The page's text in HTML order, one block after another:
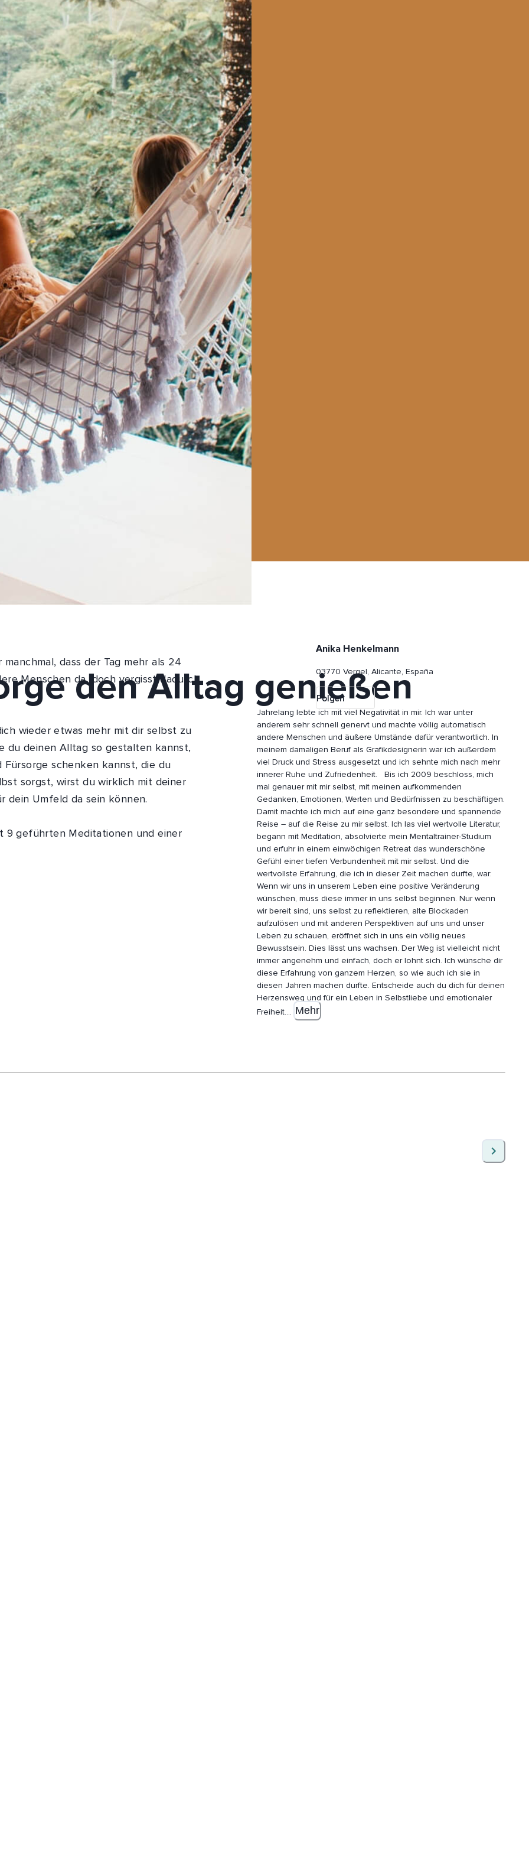
den Alltag genießen
dass der Tag mehr als 24
Menschen da, doch vergisst dadurch
wieder etwas mehr mit dir selbst zu
du deinen Alltag so gestalten kannst,
schenken kannst, die du
sorgst, wirst du wirklich mit deiner
dein Umfeld da sein können.
9 geführten Meditationen und einer
Anika Henkelmann
03770 Vergel, Alicante, España
Folgen
Jahrelang lebte ich mit viel Negativität in mir. Ich war unter
anderem sehr schnell genervt und machte völlig automatisch
andere Menschen und äußere Umstände dafür verantwortlich. In
meinem damaligen Beruf als Grafikdesignerin war ich außerdem
viel Druck und Stress ausgesetzt und ich sehnte mich nach mehr
innerer Ruhe und Zufriedenheit. Bis ich 2009 beschloss, mich
mal genauer mit mir selbst, mit meinen aufkommenden
Gedanken, Emotionen, Werten und Bedürfnissen zu beschäftigen.
Damit machte ich mich auf eine ganz besondere und spannende
Reise – auf die Reise zu mir selbst. Ich las viel wertvolle Literatur,
begann mit Meditation, absolvierte mein Mentaltrainer-Studium
und erfuhr in einem einwöchigen Retreat das wunderschöne
Gefühl einer tiefen Verbundenheit mit mir selbst. Und die
wertvollste Erfahrung, die ich in dieser Zeit machen durfte, war:
Wenn wir uns in unserem Leben eine positive Veränderung
wünschen, muss diese immer in uns selbst beginnen. Nur wenn
wir bereit sind, uns selbst zu reflektieren, alte Blockaden
aufzulösen und mit anderen Perspektiven auf uns und unser
Leben zu schauen, eröffnet sich in uns ein völlig neues
Bewusstsein. Dies lässt uns wachsen. Der Weg ist vielleicht nicht
immer angenehm und einfach, doch er lohnt sich. Ich wünsche dir
diese Erfahrung von ganzem Herzen, so wie auch ich sie in
diesen Jahren machen durfte. Entscheide auch du dich für deinen
Herzensweg und für ein Leben in Selbstliebe und emotionaler
Freiheit.... Mehr